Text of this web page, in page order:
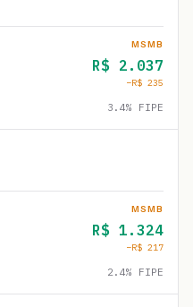
MSMB
R$ 2.037
−R$ 235
3.4% FIPE
MSMB
R$ 1.324
−R$ 217
2.4% FIPE